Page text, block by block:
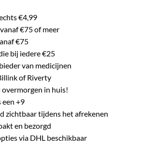
€4,99
€75 of meer
€75
bij iedere €25
van medicijnen
of Riverty
overmorgen in huis!
een +9
zichtbaar tijdens het afrekenen
en bezorgd
via DHL beschikbaar